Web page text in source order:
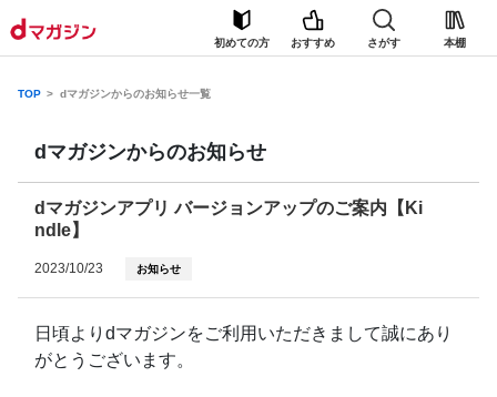
初めての方 おすすめ さがす 本棚
TOP dマガジンからのお知らせ一覧
dマガジンからのお知らせ
dマガジンアプリ バージョンアップのご案内【Ki
ndle】
2023/10/23 お知らせ
日頃よりdマガジンをご利用いただきまして誠にあり
がとうございます。